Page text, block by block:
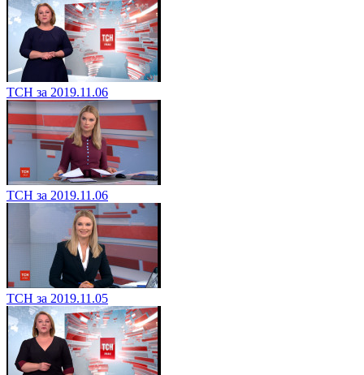
ТСН за 2019.11.06
ТСН за 2019.11.06
ТСН за 2019.11.05